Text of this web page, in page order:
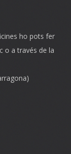
ho pots fer
o a través de la